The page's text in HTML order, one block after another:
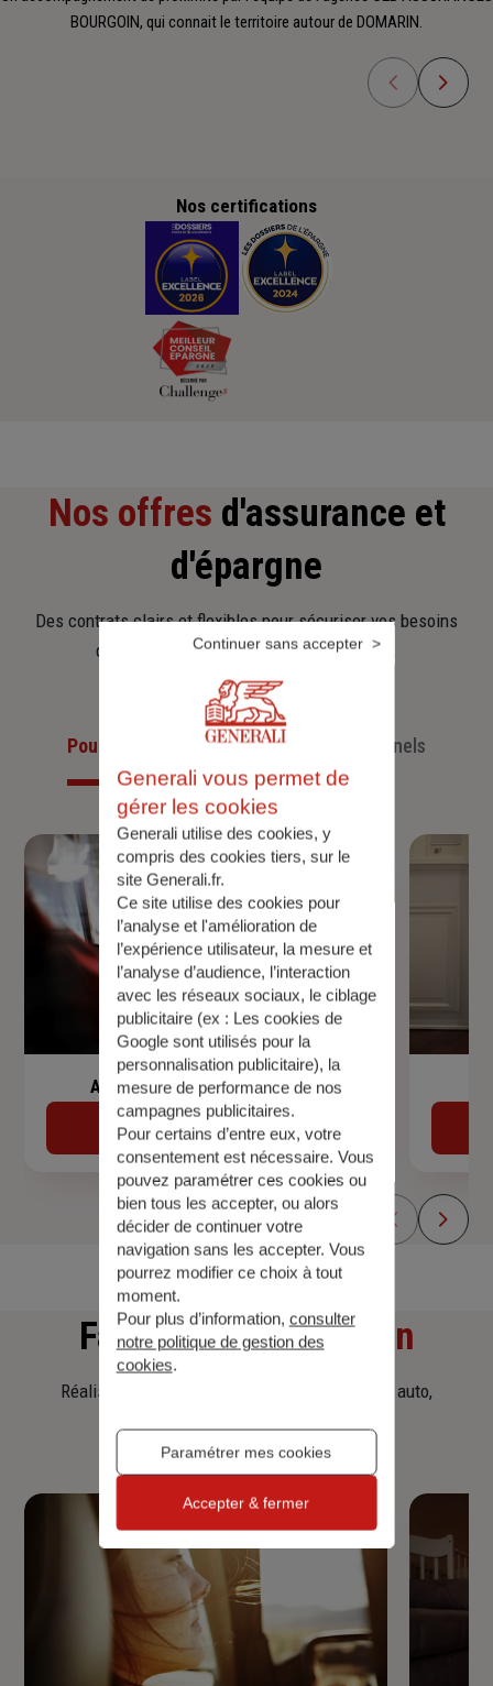
BOURGOIN, qui connait le territoire autour de DOMARIN.
Nos certifications
Nos offres d'assurance et
d'épargne
Des contrats clairs et flexibles pour sécuriser vos besoins
d’aujourd’hui et anticiper ceux de demain.
Pour les particuliersPour les professionnels
Assurance de prêt immobilier
Découvrir
Faitesune simulation
Réalisez une simulation tarifaire d'assurance, auto,
Generali vous permet de
gérer les cookies
Generali utilise des cookies, y
compris des cookies tiers, sur le
site Generali.fr.
Ce site utilise des cookies pour
l’analyse et l'amélioration de
l’expérience utilisateur, la mesure et
l’analyse d’audience, l’interaction
avec les réseaux sociaux, le ciblage
publicitaire (ex : Les cookies de
Google sont utilisés pour la
personnalisation publicitaire), la
mesure de performance de nos
campagnes publicitaires.
Pour certains d’entre eux, votre
consentement est nécessaire. Vous
pouvez paramétrer ces cookies ou
bien tous les accepter, ou alors
décider de continuer votre
navigation sans les accepter. Vous
pourrez modifier ce choix à tout
moment.
Pour plus d’information, consulter
notre politique de gestion des
cookies.
Paramétrer mes cookies
Continuer sans accepter
Accepter & fermer